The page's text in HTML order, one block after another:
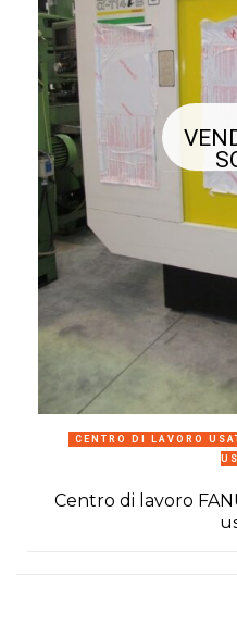
CENTRO DI LAVORO
Centro di lavoro